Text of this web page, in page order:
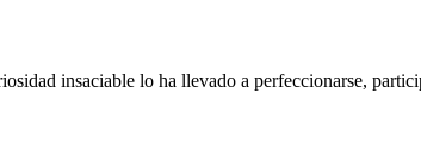
insaciable lo ha llevado a perfeccionarse,